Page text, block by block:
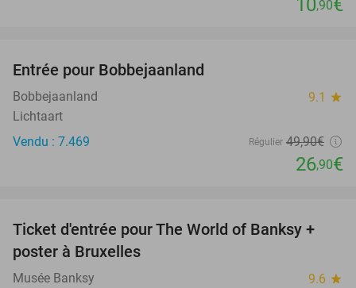
10,90€
Entrée pour Bobbejaanland
Bobbejaanland 9.1 star
Lichtaart
Vendu : 7.469
Régulier 49,90€
26,90€
37%
Ticket d'entrée pour The World of Banksy +
poster à Bruxelles
Musée Banksy 9.6 star